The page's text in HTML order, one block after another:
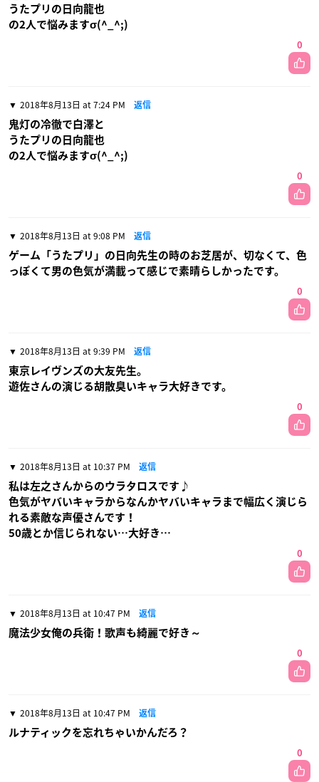
うたプリの日向龍也
の2人で悩みますσ(^_^;)
0
2018年8月13日 at 7:24 PM 返信
鬼灯の冷徹で白澤と
うたプリの日向龍也
の2人で悩みますσ(^_^;)
0
2018年8月13日 at 9:08 PM 返信
ゲーム「うたプリ」の日向先生の時のお芝居が、切なくて、色
っぽくて男の色気が満載って感じで素晴らしかったです。
0
2018年8月13日 at 9:39 PM 返信
東京レイヴンズの大友先生。
遊佐さんの演じる胡散臭いキャラ大好きです。
0
2018年8月13日 at 10:37 PM 返信
私は左之さんからのウラタロスです♪
色気がヤバいキャラからなんかヤバいキャラまで幅広く演じら
れる素敵な声優さんです！
50歳とか信じられない…大好き…
0
2018年8月13日 at 10:47 PM 返信
魔法少女俺の兵衛！歌声も綺麗で好き～
0
2018年8月13日 at 10:47 PM 返信
ルナティックを忘れちゃいかんだろ？
0